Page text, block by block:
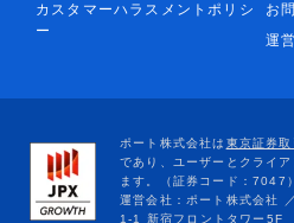
カスタマーハラスメントポリシ
ー
お
運